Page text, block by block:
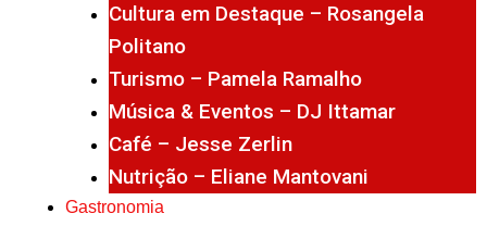
Cultura em Destaque – Rosangela
Politano
Turismo – Pamela Ramalho
Música & Eventos – DJ Ittamar
Café – Jesse Zerlin
Nutrição – Eliane Mantovani
Gastronomia